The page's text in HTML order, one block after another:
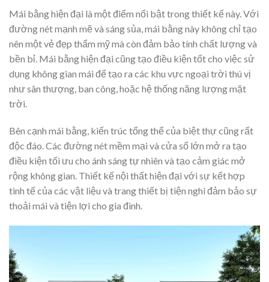
Mái bằng hiện đại là một điểm nổi bật trong thiết kế này. Với
đường nét mạnh mẽ và sáng sủa, mái bằng này không chỉ tạo
nên một vẻ đẹp thẩm mỹ mà còn đảm bảo tính chất lượng và
bền bỉ. Mái bằng hiện đại cũng tạo điều kiện tốt cho việc sử
dụng không gian mái để tạo ra các khu vực ngoại trời thú vị
như sân thượng, ban công, hoặc hệ thống năng lượng mặt
trời.
Bên cạnh mái bằng, kiến trúc tổng thể của biệt thự cũng rất
độc đáo. Các đường nét mềm mại và cửa sổ lớn mở ra tạo
điều kiện tối ưu cho ánh sáng tự nhiên và tạo cảm giác mở
rộng không gian. Thiết kế nội thất hiện đại với sự kết hợp
tinh tế của các vật liệu và trang thiết bị tiện nghi đảm bảo sự
thoải mái và tiện lợi cho gia đình.